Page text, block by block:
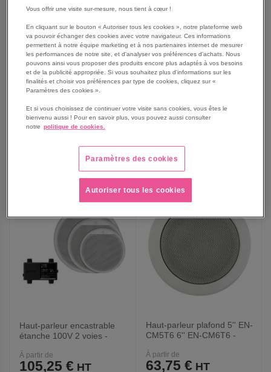
Enceinte EdgeMax EM90
889,00 €
1 066,80 € TTC
VOIR
Enceinte EdgeMax EM180
889,00 €
AJOUTER
FAVORIS
Haut-parleur encastrable
étanche 100V 2 voies -
À partir de
105,25 €
Haut-parleur plafond 5'' EN-
CM5T6 6'' EN-CM6T6 -
À partir de
63,75 €
Vous offrir une visite sur-mesure, nous tient à cœur !
En cliquant sur le bouton « Autoriser tous les cookies », notre plateforme web
va pouvoir échanger des cookies avec votre navigateur. Ces informations
permettent à notre équipe marketing et à nos partenaires internet de mesurer
les performances de notre site, et d'analyser vos préférences d'achats. Nous
pouvons ainsi vous proposer des produits encore plus adaptés à vos besoins
et de la publicité appropriée. Si vous souhaitez plus d'informations sur les
finalités et choisir vos préférences par type de cookies, cliquez sur «
Paramètres des cookies ».
Et si vous choisissez de continuer votre visite sans cookies, vous êtes le
bienvenu aussi ! Pour en savoir plus, vous pouvez aussi consulter
notre politique de cookies.
Paramètres des cookies
Autoriser tous les cookies